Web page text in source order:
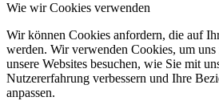
Wie wir Cookies verwenden
Wir können Cookies anfordern, die auf
werden. Wir verwenden Cookies, um
unsere Websites besuchen, wie Sie mit
Nutzererfahrung verbessern und Ihre
anpassen.